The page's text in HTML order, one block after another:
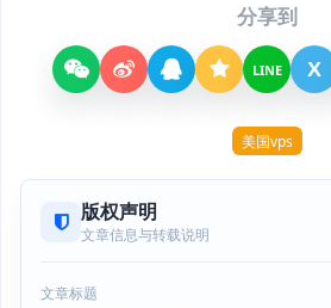
分享到
LINE X
美国vps
版权声明
文章信息与转载说明
文章标题